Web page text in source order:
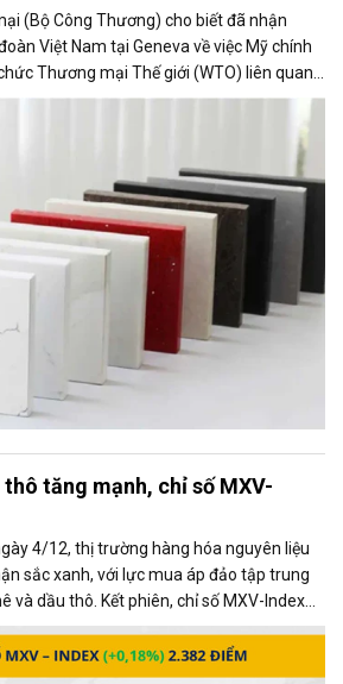
(Bộ Công Thương) cho biết đã nhận
Việt Nam tại Geneva về việc Mỹ chính
Thương mại Thế giới (WTO) liên quan
Quốc tế Mỹ (USITC) khởi xướng điều
thô tăng mạnh, chỉ số MXV-
4/12, thị trường hàng hóa nguyên liệu
sắc xanh, với lực mua áp đảo tập trung
và dầu thô. Kết phiên, chỉ số MXV-Index
điểm, phản ánh xu hướng tích cực chung